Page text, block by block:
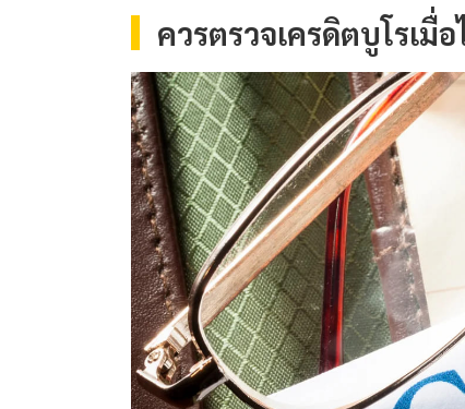
ควรตรวจเครดิตบูโรเมื่อ